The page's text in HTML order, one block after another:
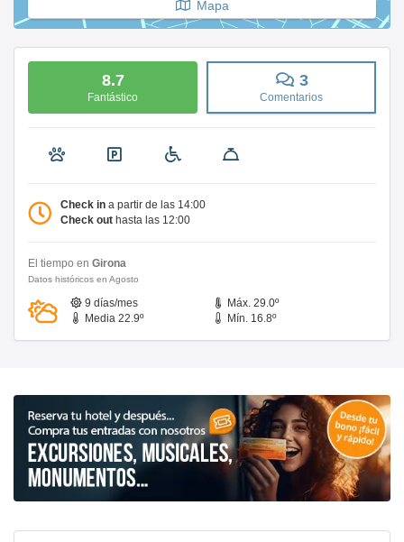
Mapa
8.7
Fantástico
3
Comentarios
Check in a partir de las 14:00
Check out hasta las 12:00
El tiempo en Girona
Datos históricos en Agosto
9 días/mes
Máx. 29.0º
Media 22.9º
Mín. 16.8º